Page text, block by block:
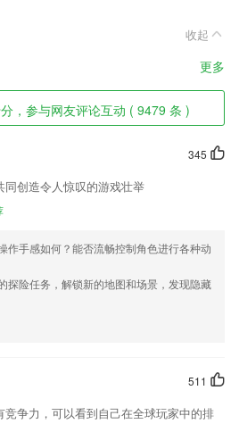
收起
更多
，参与网友评论互动 ( 9479 条 )
345
创造令人惊叹的游戏壮举
作手感如何？能否流畅控制角色进行各种动
探险任务，解锁新的地图和场景，发现隐藏
511
争力，可以看到自己在全球玩家中的排